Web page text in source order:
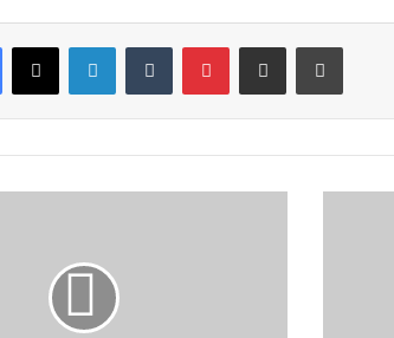
Facebook
X LinkedInTumblr PinterestShare via Email Print